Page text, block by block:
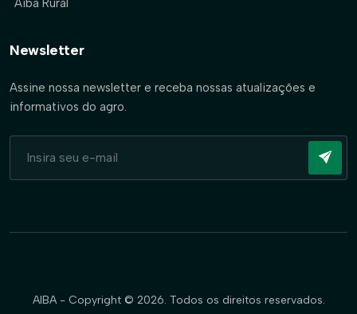
Aiba Rural
Newsletter
Assine nossa newsletter e receba nossas atualizações e
informativos do agro.
AIBA - Copyright © 2026. Todos os direitos reservados.